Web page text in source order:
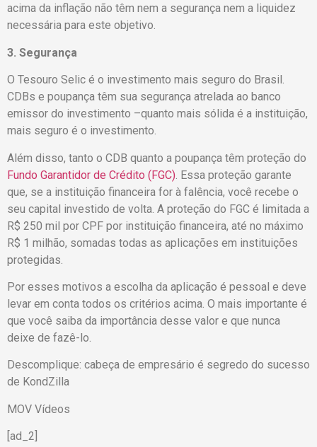
acima da inflação não têm nem a segurança nem a liquidez
necessária para este objetivo.
3. Segurança
O Tesouro Selic é o investimento mais seguro do Brasil.
CDBs e poupança têm sua segurança atrelada ao banco
emissor do investimento –quanto mais sólida é a instituição,
mais seguro é o investimento.
Além disso, tanto o CDB quanto a poupança têm proteção do
Fundo Garantidor de Crédito (FGC) . Essa proteção garante
que, se a instituição financeira for à falência, você recebe o
seu capital investido de volta. A proteção do FGC é limitada a
R$ 250 mil por CPF por instituição financeira, até no máximo
R$ 1 milhão, somadas todas as aplicações em instituições
protegidas.
Por esses motivos a escolha da aplicação é pessoal e deve
levar em conta todos os critérios acima. O mais importante é
que você saiba da importância desse valor e que nunca
deixe de fazê-lo.
Descomplique: cabeça de empresário é segredo do sucesso
de KondZilla
MOV Vídeos
[ad_2]